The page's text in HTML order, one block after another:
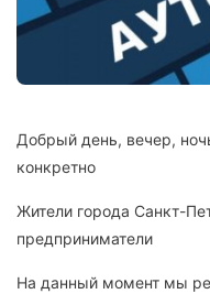
Добрый день, вечер,
конкретно
Жители города Санкт-
предприниматели
На данный момент мы